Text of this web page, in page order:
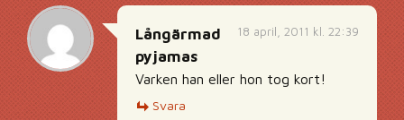
18 april, 2011 kl. 22:39
Långärmad
pyjamas
Varken han eller hon tog kort!
Svara